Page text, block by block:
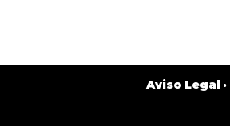
Aviso Legal ·